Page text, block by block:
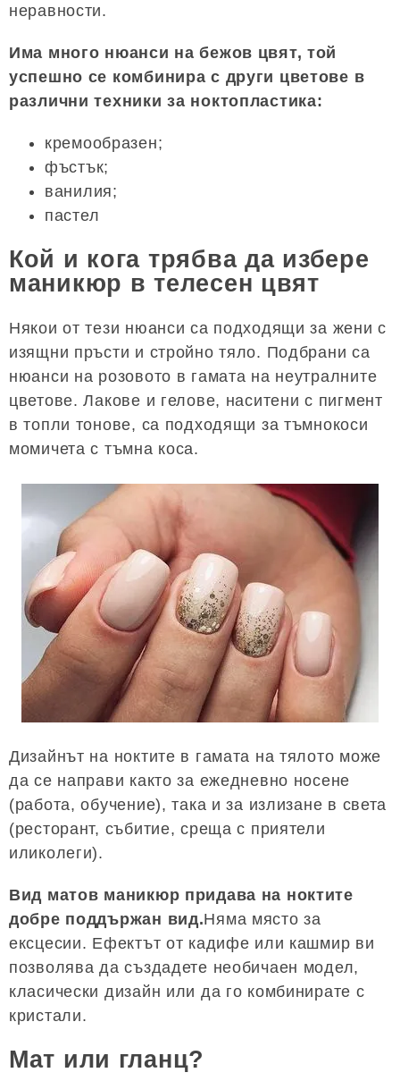
неравности.
Има много нюанси на бежов цвят, той
успешно се комбинира с други цветове в
различни техники за ноктопластика:
кремообразен;
фъстък;
ванилия;
пастел
Кой и кога трябва да избере
маникюр в телесен цвят
Някои от тези нюанси са подходящи за жени с
изящни пръсти и стройно тяло. Подбрани са
нюанси на розовото в гамата на неутралните
цветове. Лакове и гелове, наситени с пигмент
в топли тонове, са подходящи за тъмнокоси
момичета с тъмна коса.
Дизайнът на ноктите в гамата на тялото може
да се направи както за ежедневно носене
(работа, обучение), така и за излизане в света
(ресторант, събитие, среща с приятели
иликолеги).
Вид матов маникюр придава на ноктите
добре поддържан вид.Няма място за
ексцесии. Ефектът от кадифе или кашмир ви
позволява да създадете необичаен модел,
класически дизайн или да го комбинирате с
кристали.
Мат или гланц?